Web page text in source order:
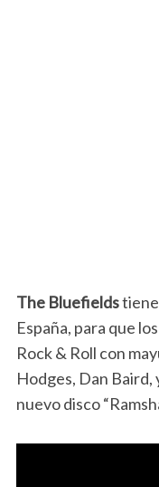
The Bluefields
España, para que
Rock & Roll con
Hodges, Dan
nuevo disco